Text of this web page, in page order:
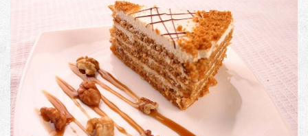
PRODUCT DESCRIPTION
Image with an external link